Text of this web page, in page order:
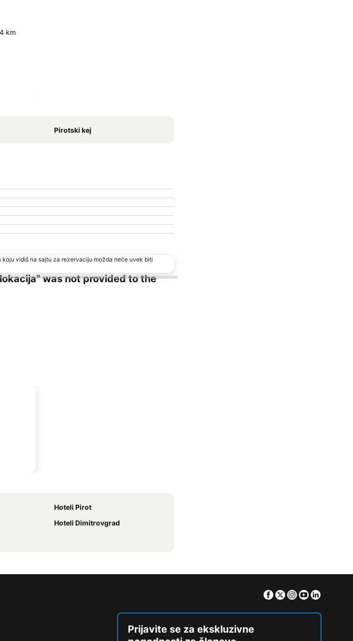
km
Pirotski kej
vidiš na sajtu za rezervaciju možda neće uvek biti
was not provided to the
Hoteli Pirot
Hoteli Dimitrovgrad
Facebook
TwitterInstagram
Youtube
Prijavite se za ekskluzivne